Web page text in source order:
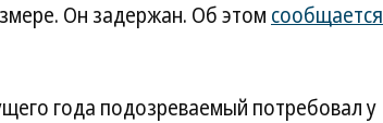
Он задержан. Об этом сообщается
года подозреваемый потребовал у